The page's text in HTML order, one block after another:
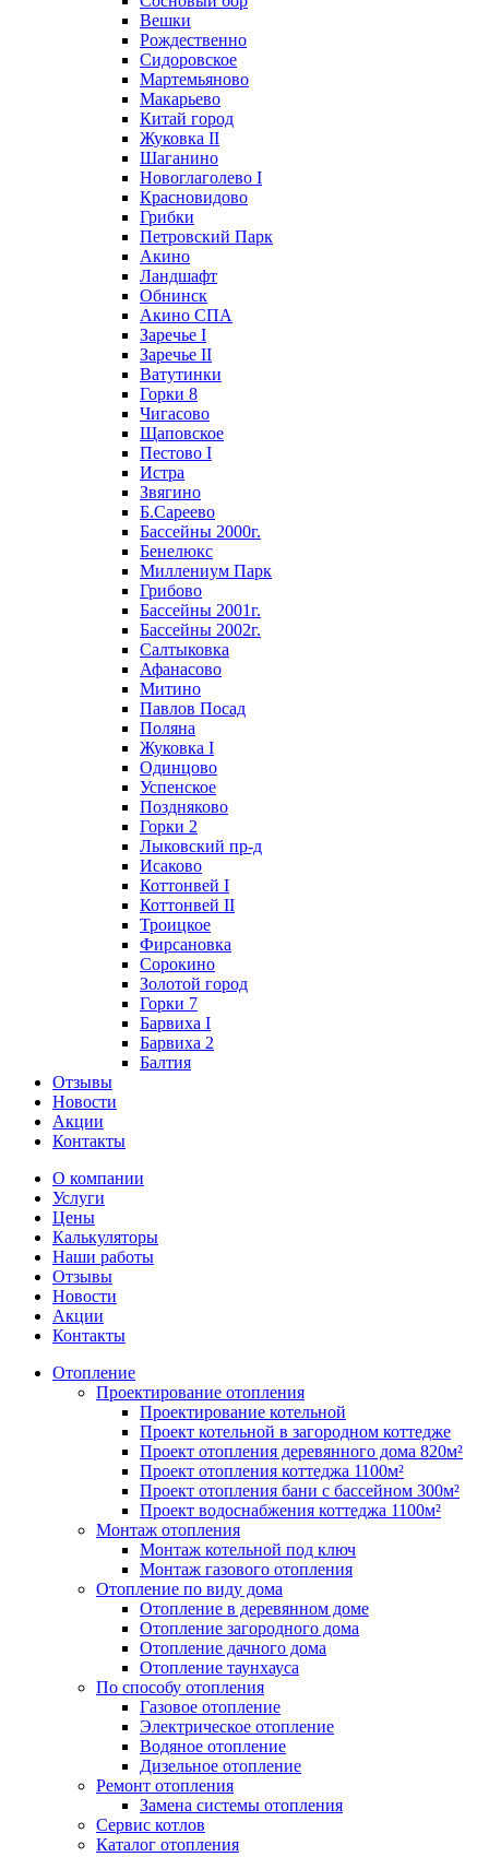
Вешки
Рождественно
Сидоровское
Мартемьяново
Макарьево
Китай город
Жуковка II
Шаганино
Новоглаголево I
Красновидово
Грибки
Петровский Парк
Акино
Ландшафт
Обнинск
Акино СПА
Заречье I
Заречье II
Ватутинки
Горки 8
Чигасово
Щаповское
Пестово I
Истра
Звягино
Б.Сареево
Бассейны 2000г.
Бенелюкс
Миллениум Парк
Грибово
Бассейны 2001г.
Бассейны 2002г.
Салтыковка
Афанасово
Митино
Павлов Посад
Поляна
Жуковка I
Одинцово
Успенское
Поздняково
Горки 2
Лыковский пр-д
Исаково
Коттонвей I
Коттонвей II
Троицкое
Фирсановка
Сорокино
Золотой город
Горки 7
Барвиха I
Барвиха 2
Балтия
Отзывы
Новости
Акции
Контакты
О компании
Услуги
Цены
Калькуляторы
Наши работы
Отзывы
Новости
Акции
Контакты
Отопление
Проектирование отопления
Проектирование котельной
Проект котельной в загородном коттедже
Проект отопления деревянного дома 820м²
Проект отопления коттеджа 1100м²
Проект отопления бани с бассейном 300м²
Проект водоснабжения коттеджа 1100м²
Монтаж отопления
Монтаж котельной под ключ
Монтаж газового отопления
Отопление по виду дома
Отопление в деревянном доме
Отопление загородного дома
Отопление дачного дома
Отопление таунхауса
По способу отопления
Газовое отопление
Электрическое отопление
Водяное отопление
Дизельное отопление
Ремонт отопления
Замена системы отопления
Сервис котлов
Каталог отопления